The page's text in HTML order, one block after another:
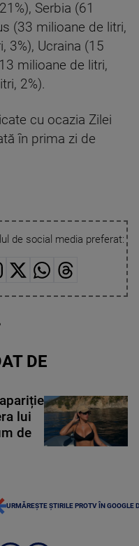
Serbia (61
(33 milioane de litri,
3%), Ucraina (15
milioane de litri,
2%).
cu ocazia Zilei
în prima zi de
de social media preferat:
,
DE
lui
de
URMĂREȘTE ȘTIRILE PROTV ÎN GOOGLE